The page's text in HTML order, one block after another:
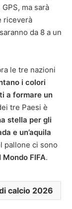
ma sarà
riceverà
da 8 a un
le tre nazioni
i colori
a formare un
tre Paesi è
stella per gli
e un’aquila
pallone ci sono
Mondo FIFA.
calcio 2026